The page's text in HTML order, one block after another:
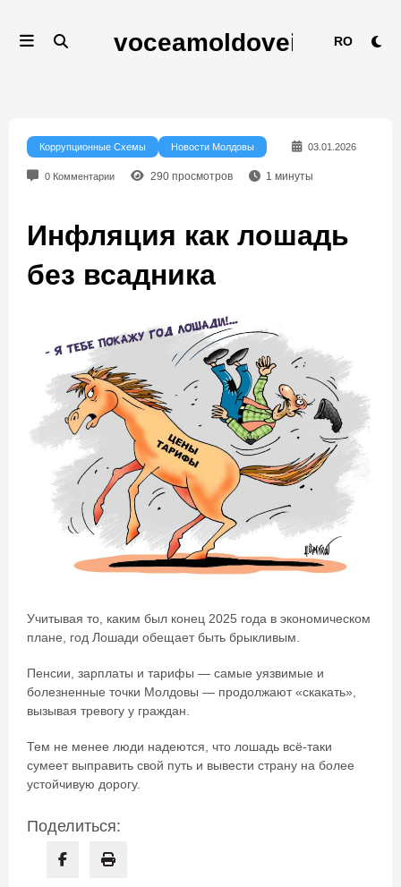
содержимому
RO
Коррупционные Схемы Новости Молдовы 03.01.2026
0 Комментарии 290просмотров 1 минуты
Инфляция как лошадь
без всадника
Учитывая то, каким был конец 2025 года в экономическом
плане, год Лошади обещает быть брыкливым.
Пенсии, зарплаты и тарифы — самые уязвимые и
болезненные точки Молдовы — продолжают «скакать»,
вызывая тревогу у граждан.
Тем не менее люди надеются, что лошадь всё-таки
сумеет выправить свой путь и вывести страну на более
устойчивую дорогу.
Поделиться: